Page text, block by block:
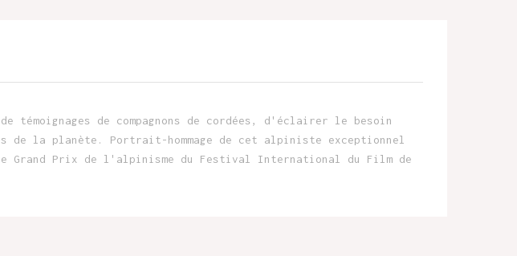
de compagnons de cordées, d'éclairer le besoin
de la planète. Portrait-hommage de cet alpiniste exceptionnel
Grand Prix de l'alpinisme du Festival International du Film de